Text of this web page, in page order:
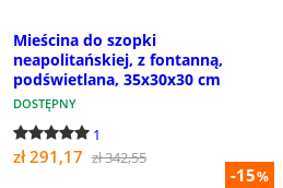
-15%
Mieścina do szopki
neapolitańskiej, z fontanną,
podświetlana, 35x30x30 cm
DOSTĘPNY
1
zł 291,17 zł 342,55